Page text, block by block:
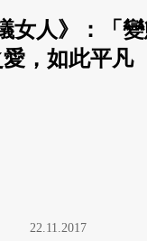
女人》：「變
愛，如此平凡
22.11.2017